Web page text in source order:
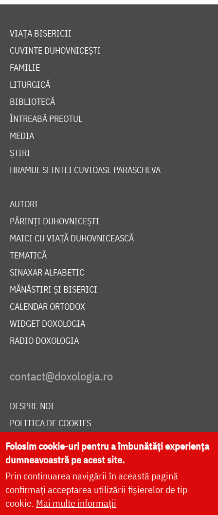
VIAȚA BISERICII
CUVINTE DUHOVNICEȘTI
FAMILIE
LITURGICĂ
BIBLIOTECĂ
ÎNTREABĂ PREOTUL
MEDIA
ȘTIRI
HRAMUL SFINTEI CUVIOASE PARASCHEVA
AUTORI
PĂRINȚI DUHOVNICEȘTI
MAICI CU VIAȚĂ DUHOVNICEASCĂ
TEMATICĂ
SINAXAR ALFABETIC
MĂNĂSTIRI ȘI BISERICI
CALENDAR ORTODOX
WIDGET DOXOLOGIA
RADIO DOXOLOGIA
DESPRE NOI
POLITICA DE COOKIES
DONEAZĂ ONLINE PENTRU CATEDRALA NAȚIONALĂ
LIVE
Folosim cookie-uri pentru a îmbunătăți experiența
dumneavoastră pe acest site.
Prin continuarea navigării în această pagină
confirmați acceptarea utilizării fișierelor de tip
cookie. Mai multe informații